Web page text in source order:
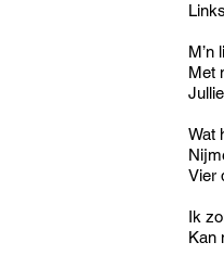
M’n
Met
Wat
Vier
Ik
Kan